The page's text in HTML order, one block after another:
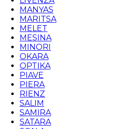
MANYAS
MARITSA
MELET
MESINA
MINORI
OKARA
OPTIKA
PIAVE
PIERA
RIENZ
SALIM
SAMIRA
SATARA